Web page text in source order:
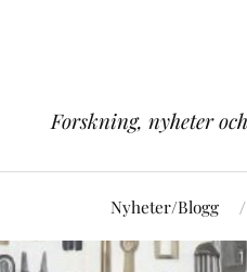
Forskning, nyheter
Nyheter/Blogg